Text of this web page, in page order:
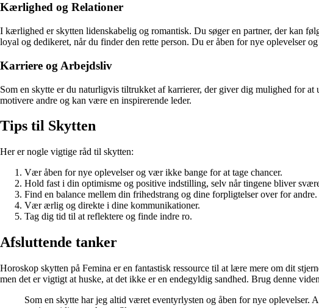
Kærlighed og Relationer
I kærlighed er skytten lidenskabelig og romantisk. Du søger en partner, der kan
loyal og dedikeret, når du finder den rette person. Du er åben for nye oplevelser
Karriere og Arbejdsliv
Som en skytte er du naturligvis tiltrukket af karrierer, der giver dig mulighed for
motivere andre og kan være en inspirerende leder.
Tips til Skytten
Her er nogle vigtige råd til skytten:
Vær åben for nye oplevelser og vær ikke bange for at tage chancer.
Hold fast i din optimisme og positive indstilling, selv når tingene bliver
Find en balance mellem din frihedstrang og dine forpligtelser over for andre.
Vær ærlig og direkte i dine kommunikationer.
Tag dig tid til at reflektere og finde indre ro.
Afsluttende tanker
Horoskop skytten på Femina er en fantastisk ressource til at lære mere om dit
men det er vigtigt at huske, at det ikke er en endegyldig sandhed. Brug denne
Som en skytte har jeg altid været eventyrlysten og åben for nye oplevelser.